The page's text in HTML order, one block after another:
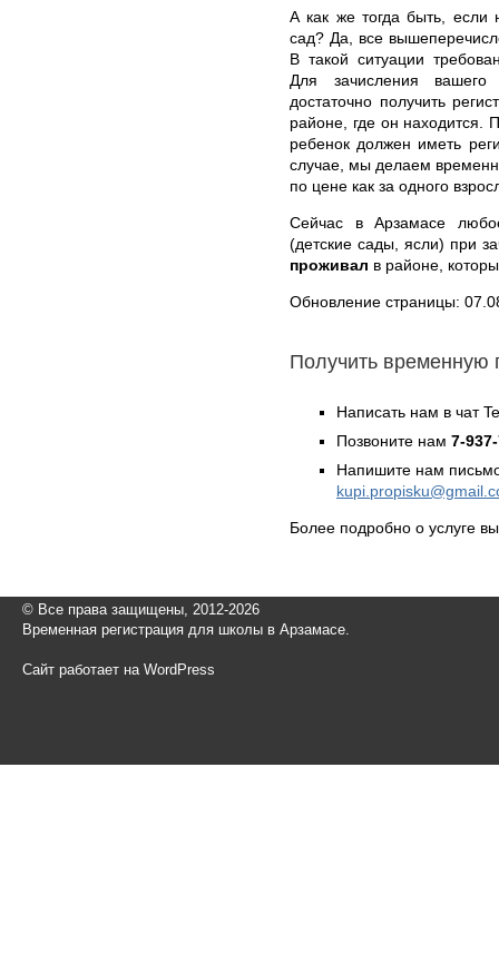
А как же тогда быть, если
сад? Да, все
В такой ситуации
Для зачисления
достаточно получить
районе, где он находится.
ребенок должен иметь
случае, мы делаем
по цене как за одного
Сейчас в Арзамасе
(детские сады, ясли) при
проживал в районе,
Обновление страницы:
Получить временную
Написать нам в чат
Позвоните нам 7-
Напишите нам
Более подробно о услуге
© Все права защищены, 2012-2026
Временная регистрация для школы в Арзамасе.
Сайт работает на WordPress